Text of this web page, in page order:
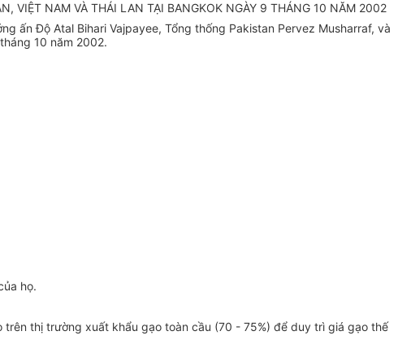
VIỆT NAM VÀ THÁI LAN TẠI BANGKOK NGÀY 9 THÁNG 10 NĂM 2002
ấn Độ Atal Bihari Vajpayee, Tổng thống Pakistan Pervez Musharraf, và
10 năm 2002.
họ.
thị trường xuất khẩu gạo toàn cầu (70 - 75%) để duy trì giá gạo thế